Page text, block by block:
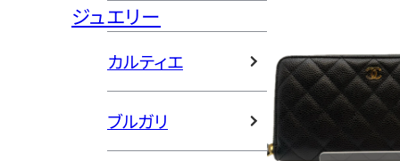
ジュエリー
カルティエ
ブルガリ